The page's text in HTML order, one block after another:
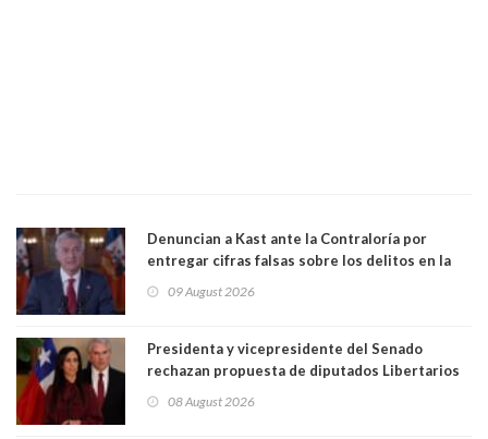
Denuncian a Kast ante la Contraloría por
entregar cifras falsas sobre los delitos en la
09 August 2026
Presidenta y vicepresidente del Senado
rechazan propuesta de diputados Libertarios
"Constituye un camino equivocado"
08 August 2026